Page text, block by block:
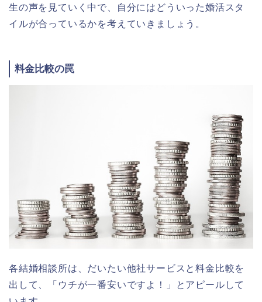
生の声を見ていく中で、自分にはどういった婚活スタ
イルが合っているかを考えていきましょう。
料金比較の罠
各結婚相談所は、だいたい他社サービスと料金比較を
出して、「ウチが一番安いですよ！」とアピールして